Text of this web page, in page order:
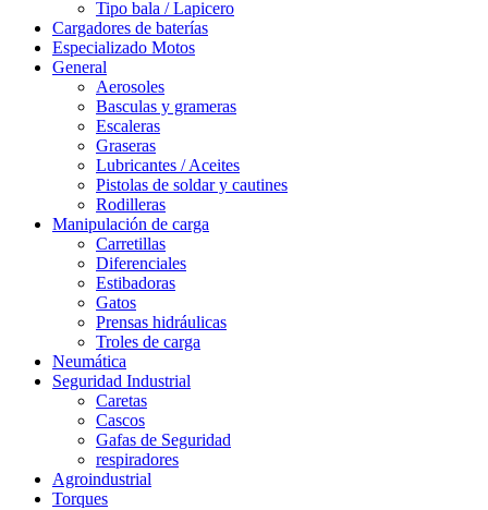
Tipo bala / Lapicero
Cargadores de baterías
Especializado Motos
General
Aerosoles
Basculas y grameras
Escaleras
Graseras
Lubricantes / Aceites
Pistolas de soldar y cautines
Rodilleras
Manipulación de carga
Carretillas
Diferenciales
Estibadoras
Gatos
Prensas hidráulicas
Troles de carga
Neumática
Seguridad Industrial
Caretas
Cascos
Gafas de Seguridad
respiradores
Agroindustrial
Torques